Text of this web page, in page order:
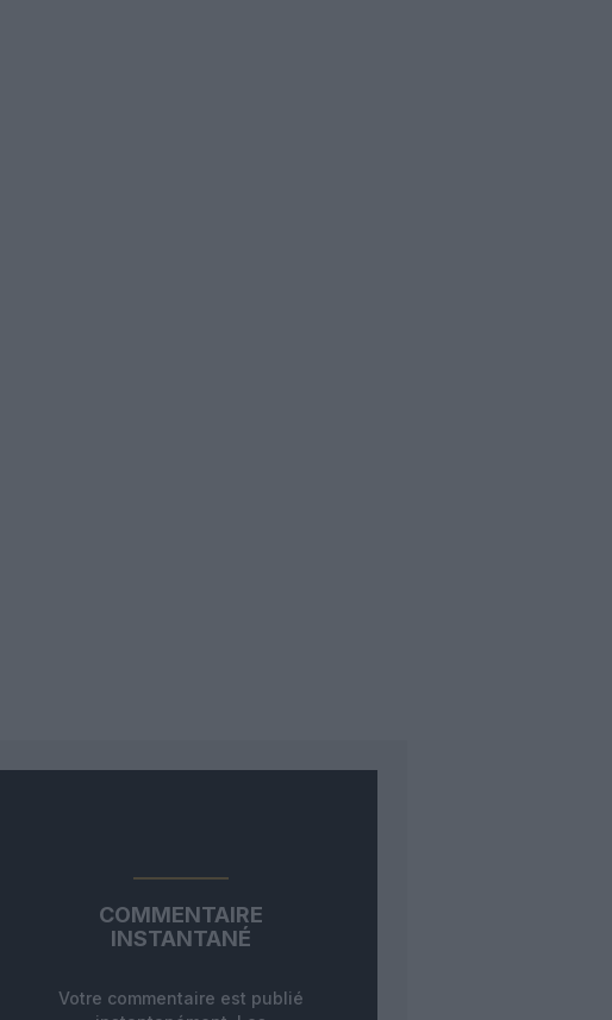
COMMENTAIRE
INSTANTANÉ
Votre commentaire est publié